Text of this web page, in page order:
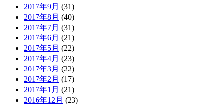
2017年9月 (31)
2017年8月 (40)
2017年7月 (31)
2017年6月 (21)
2017年5月 (22)
2017年4月 (23)
2017年3月 (22)
2017年2月 (17)
2017年1月 (21)
2016年12月 (23)